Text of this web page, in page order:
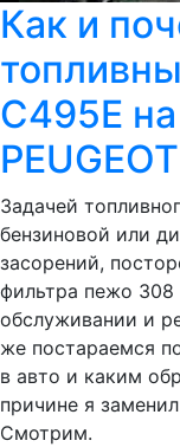
Как и
C495E
Задачей
бензиновой или
засорений,
фильтра пежо
обслуживании и
же постараемся
в авто и каким
причине я
Смотрим.